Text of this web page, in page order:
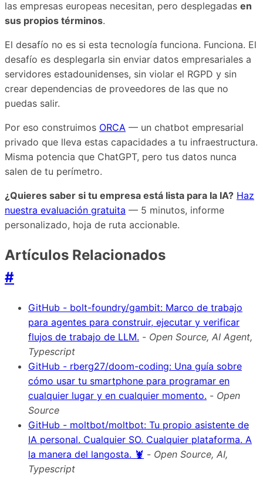
las empresas europeas necesitan, pero desplegadas en
sus propios términos.
El desafío no es si esta tecnología funciona. Funciona. El
desafío es desplegarla sin enviar datos empresariales a
servidores estadounidenses, sin violar el RGPD y sin
crear dependencias de proveedores de las que no
puedas salir.
Por eso construimos ORCA — un chatbot empresarial
privado que lleva estas capacidades a tu infraestructura.
Misma potencia que ChatGPT, pero tus datos nunca
salen de tu perímetro.
¿Quieres saber si tu empresa está lista para la IA? Haz
nuestra evaluación gratuita — 5 minutos, informe
personalizado, hoja de ruta accionable.
Artículos Relacionados
#
GitHub - bolt-foundry/gambit: Marco de trabajo
para agentes para construir, ejecutar y verificar
flujos de trabajo de LLM. - Open Source, AI Agent,
Typescript
GitHub - rberg27/doom-coding: Una guía sobre
cómo usar tu smartphone para programar en
cualquier lugar y en cualquier momento. - Open
Source
GitHub - moltbot/moltbot: Tu propio asistente de
IA personal. Cualquier SO. Cualquier plataforma. A
la manera del langosta. 🦞 - Open Source, AI,
Typescript